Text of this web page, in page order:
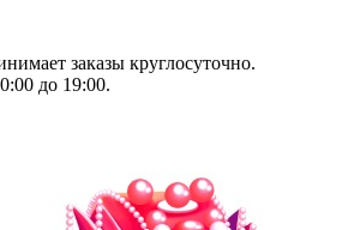
заказы круглосуточно.
до 19:00.